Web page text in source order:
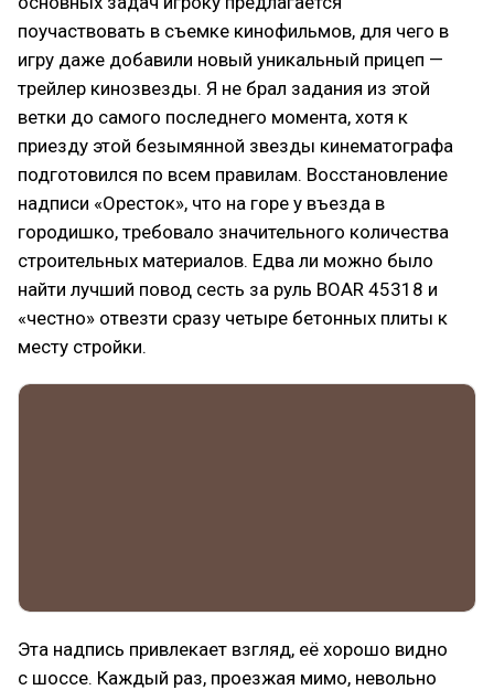
поучаствовать в съемке кинофильмов, для чего в
игру даже добавили новый уникальный прицеп —
трейлер кинозвезды. Я не брал задания из этой
ветки до самого последнего момента, хотя к
приезду этой безымянной звезды кинематографа
подготовился по всем правилам. Восстановление
надписи «Оресток», что на горе у въезда в
городишко, требовало значительного количества
строительных материалов. Едва ли можно было
найти лучший повод сесть за руль BOAR 45318 и
«честно» отвезти сразу четыре бетонных плиты к
месту стройки.
Эта надпись привлекает взгляд, её хорошо видно
с шоссе. Каждый раз, проезжая мимо, невольно